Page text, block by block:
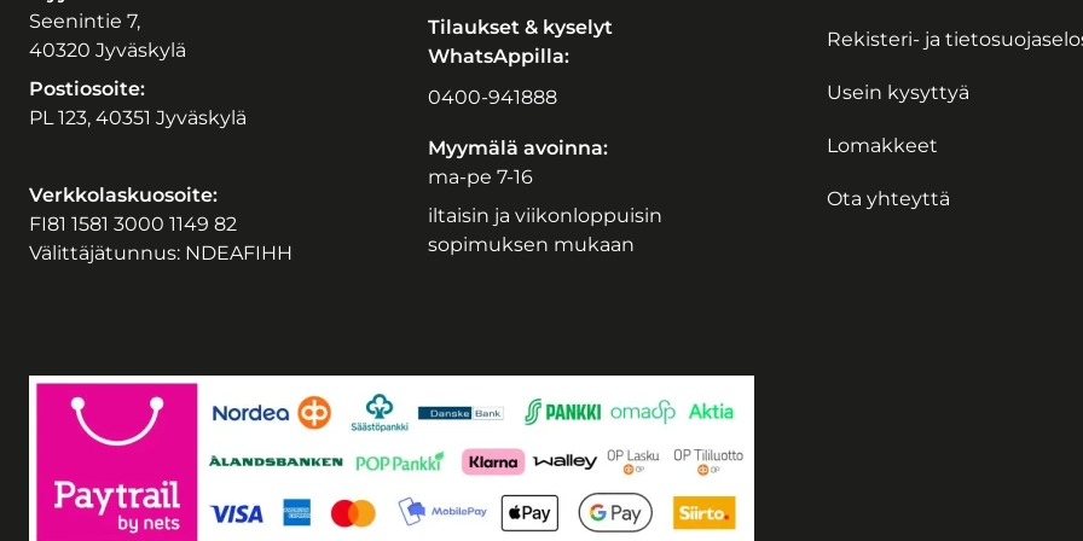
Seenintie 7,
40320 Jyväskylä
Postiosoite:
PL 123, 40351 Jyväskylä
Verkkolaskuosoite:
FI81 1581 3000 1149 82
Välittäjätunnus: NDEAFIHH
Tilaukset & kyselyt
WhatsAppilla:
0400-941888
Myymälä avoinna:
ma-pe 7-16
iltaisin ja viikonloppuisin
sopimuksen mukaan
Rekisteri- ja
Usein kysyttyä
Lomakkeet
Ota yhteyttä